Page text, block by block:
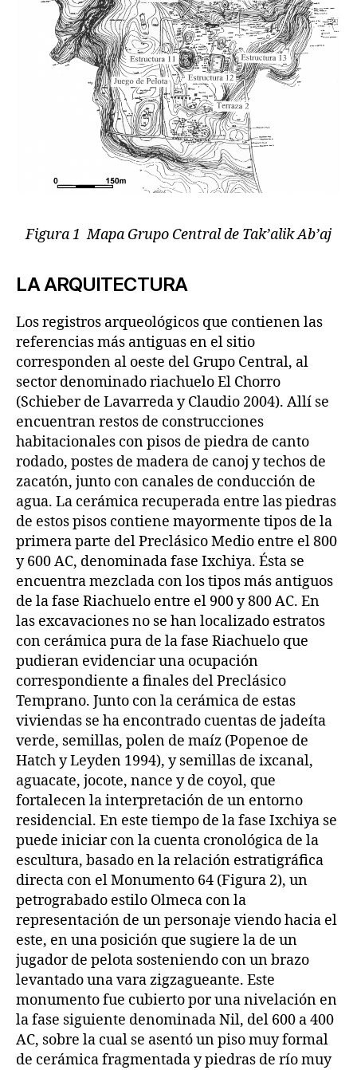
Figura 1 Mapa Grupo Central de Tak’alik Ab’aj
LA ARQUITECTURA
Los registros arqueológicos que contienen las
referencias más antiguas en el sitio
corresponden al oeste del Grupo Central, al
sector denominado riachuelo El Chorro
(Schieber de Lavarreda y Claudio 2004). Allí se
encuentran restos de construcciones
habitacionales con pisos de piedra de canto
rodado, postes de madera de canoj y techos de
zacatón, junto con canales de conducción de
agua. La cerámica recuperada entre las piedras
de estos pisos contiene mayormente tipos de la
primera parte del Preclásico Medio entre el 800
y 600 AC, denominada fase Ixchiya. Ésta se
encuentra mezclada con los tipos más antiguos
de la fase Riachuelo entre el 900 y 800 AC. En
las excavaciones no se han localizado estratos
con cerámica pura de la fase Riachuelo que
pudieran evidenciar una ocupación
correspondiente a finales del Preclásico
Temprano. Junto con la cerámica de estas
viviendas se ha encontrado cuentas de jadeíta
verde, semillas, polen de maíz (Popenoe de
Hatch y Leyden 1994), y semillas de ixcanal,
aguacate, jocote, nance y de coyol, que
fortalecen la interpretación de un entorno
residencial. En este tiempo de la fase Ixchiya se
puede iniciar con la cuenta cronológica de la
escultura, basado en la relación estratigráfica
directa con el Monumento 64 (Figura 2), un
petrograbado estilo Olmeca con la
representación de un personaje viendo hacia el
este, en una posición que sugiere la de un
jugador de pelota sosteniendo con un brazo
levantado una vara zigzagueante. Este
monumento fue cubierto por una nivelación en
la fase siguiente denominada Nil, del 600 a 400
AC, sobre la cual se asentó un piso muy formal
de cerámica fragmentada y piedras de río muy